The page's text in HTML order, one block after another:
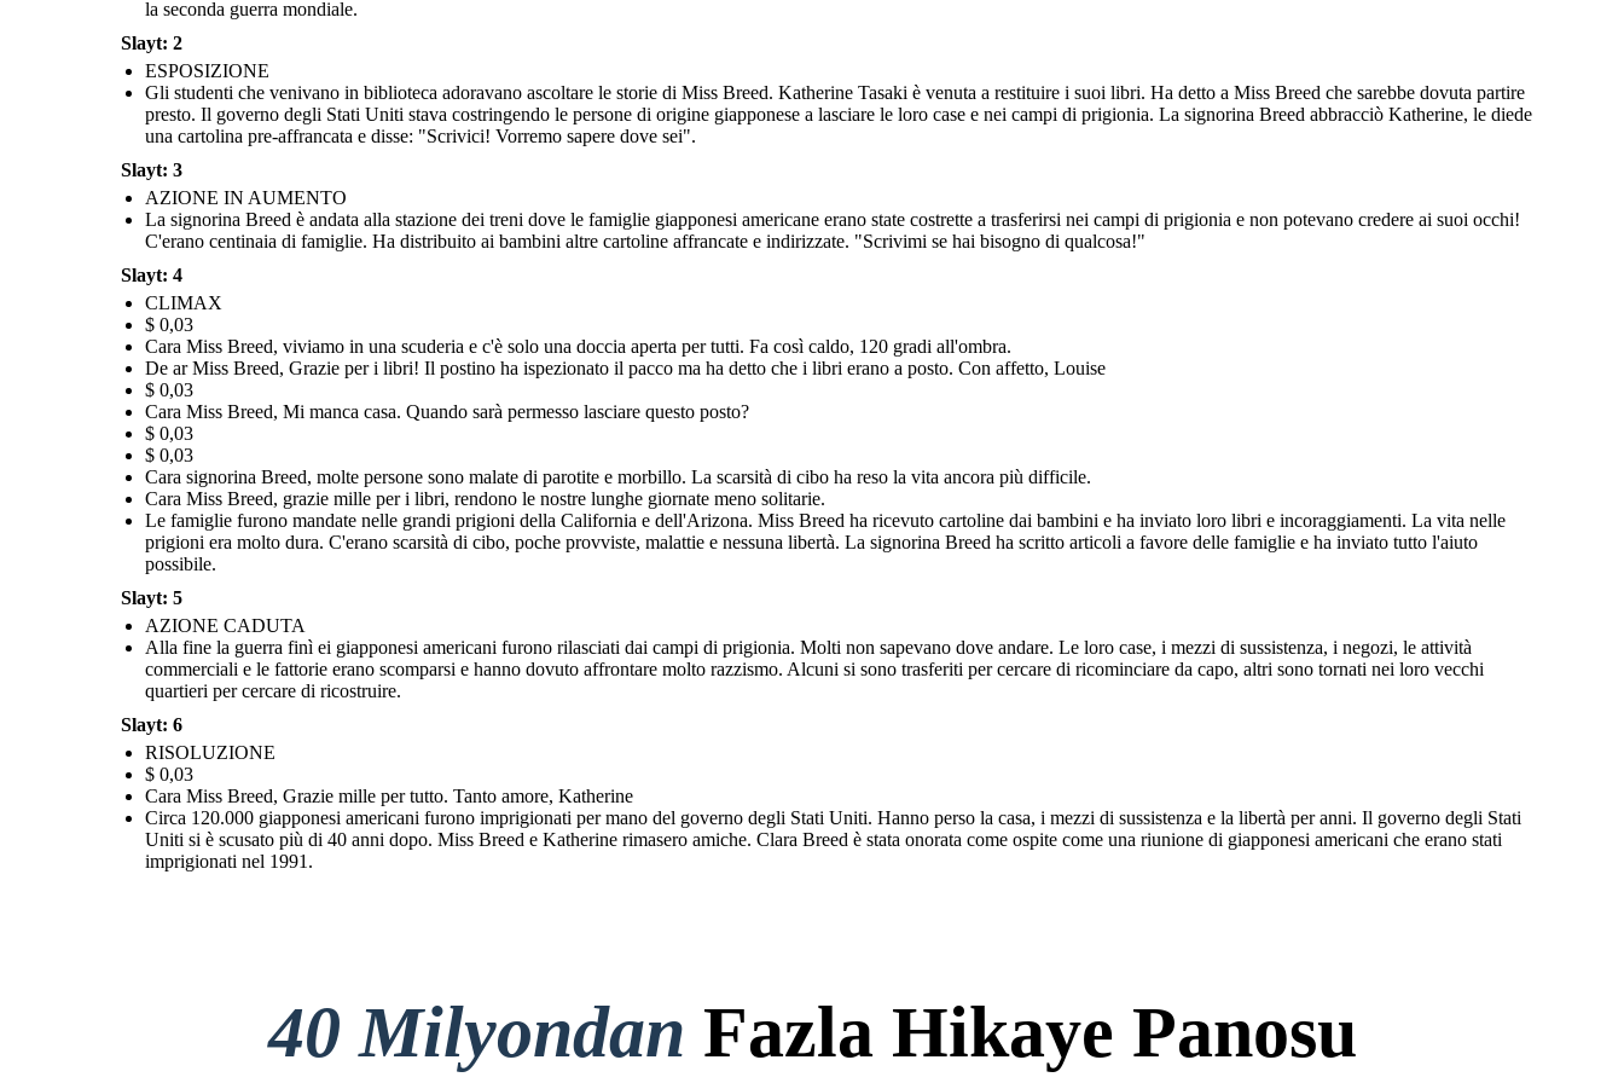
Alla fine la guerra finì ei giapponesi americani furono rilasciati dai
campi di prigionia. Molti non sapevano dove andare. Le loro case, i
mezzi di sussistenza, i negozi, le attività commerciali e le fattorie
erano scomparsi e hanno dovuto affrontare molto razzismo. Alcuni si
nei loro vecchi quartieri per cercare di ricostruire.
Circa 120.000 giapponesi americani furono imprigionati per mano del
governo degli Stati Uniti. Hanno perso la casa, i mezzi di sussistenza e la
libertà per anni. Il governo degli Stati Uniti si è scusato più di 40 anni
dopo. Miss Breed e Katherine rimasero amiche. Clara Breed è stata
RISOLUZIONE
La signorina Breed è andata alla stazione dei treni dove le
famiglie giapponesi americane erano state costrette a
trasferirsi nei campi di prigionia e non potevano credere ai
suoi occhi! C'erano centinaia di famiglie. Ha distribuito ai
bambini altre cartoline affrancate e indirizzate. "Scrivimi se
hai bisogno di qualcosa!"
Circa 120.000 giapponesi americani furono imprigionati per mano del
governo degli Stati Uniti. Hanno perso la casa, i mezzi di sussistenza e la
libertà per anni. Il governo degli Stati Uniti si è scusato più di 40 anni
dopo. Miss Breed e Katherine rimasero amiche. Clara Breed è stata
erano stati imprigionati nel 1991.
0,03
Gr
azi
e
mill
e p
er tutt
o.
T
ant
o
a
m
or
e,
K
at
h
erin
e
la seconda guerra mondiale.
Slayt: 2
ESPOSIZIONE
Gli studenti che venivano in biblioteca adoravano ascoltare le storie di Miss Breed. Katherine Tasaki è venuta a restituire i suoi libri. Ha detto a Miss Breed che sarebbe dovuta partire
presto. Il governo degli Stati Uniti stava costringendo le persone di origine giapponese a lasciare le loro case e nei campi di prigionia. La signorina Breed abbracciò Katherine, le diede
una cartolina pre-affrancata e disse: "Scrivici! Vorremo sapere dove sei".
Slayt: 3
AZIONE IN AUMENTO
La signorina Breed è andata alla stazione dei treni dove le famiglie giapponesi americane erano state costrette a trasferirsi nei campi di prigionia e non potevano credere ai suoi occhi!
C'erano centinaia di famiglie. Ha distribuito ai bambini altre cartoline affrancate e indirizzate. "Scrivimi se hai bisogno di qualcosa!"
Slayt: 4
CLIMAX
$ 0,03
Cara Miss Breed, viviamo in una scuderia e c'è solo una doccia aperta per tutti. Fa così caldo, 120 gradi all'ombra.
De ar Miss Breed, Grazie per i libri! Il postino ha ispezionato il pacco ma ha detto che i libri erano a posto. Con affetto, Louise
$ 0,03
Cara Miss Breed, Mi manca casa. Quando sarà permesso lasciare questo posto?
$ 0,03
$ 0,03
Cara signorina Breed, molte persone sono malate di parotite e morbillo. La scarsità di cibo ha reso la vita ancora più difficile.
Cara Miss Breed, grazie mille per i libri, rendono le nostre lunghe giornate meno solitarie.
Le famiglie furono mandate nelle grandi prigioni della California e dell'Arizona. Miss Breed ha ricevuto cartoline dai bambini e ha inviato loro libri e incoraggiamenti. La vita nelle
prigioni era molto dura. C'erano scarsità di cibo, poche provviste, malattie e nessuna libertà. La signorina Breed ha scritto articoli a favore delle famiglie e ha inviato tutto l'aiuto
possibile.
Slayt: 5
AZIONE CADUTA
Alla fine la guerra finì ei giapponesi americani furono rilasciati dai campi di prigionia. Molti non sapevano dove andare. Le loro case, i mezzi di sussistenza, i negozi, le attività
commerciali e le fattorie erano scomparsi e hanno dovuto affrontare molto razzismo. Alcuni si sono trasferiti per cercare di ricominciare da capo, altri sono tornati nei loro vecchi
quartieri per cercare di ricostruire.
Slayt: 6
RISOLUZIONE
$ 0,03
Cara Miss Breed, Grazie mille per tutto. Tanto amore, Katherine
Circa 120.000 giapponesi americani furono imprigionati per mano del governo degli Stati Uniti. Hanno perso la casa, i mezzi di sussistenza e la libertà per anni. Il governo degli Stati
Uniti si è scusato più di 40 anni dopo. Miss Breed e Katherine rimasero amiche. Clara Breed è stata onorata come ospite come una riunione di giapponesi americani che erano stati
imprigionati nel 1991.
40 Milyondan Fazla Hikaye Panosu